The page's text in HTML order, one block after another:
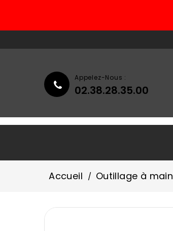
Appelez-Nous :
02.38.28.35.00
Accueil Outillage à main